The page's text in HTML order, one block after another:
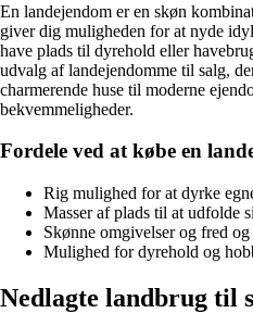
En landejendom er en skøn
giver dig muligheden for at nyde
have plads til dyrehold eller
udvalg af landejendomme til salg,
charmerende huse til moderne
bekvemmeligheder.
Fordele ved at købe en
Rig mulighed for at dyrke
Masser af plads til at udfolde
Skønne omgivelser og fred
Mulighed for dyrehold og
Nedlagte landbrug til